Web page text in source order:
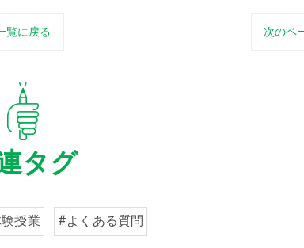
覧に戻る 次のペ
タグ
授業 #よくある質問